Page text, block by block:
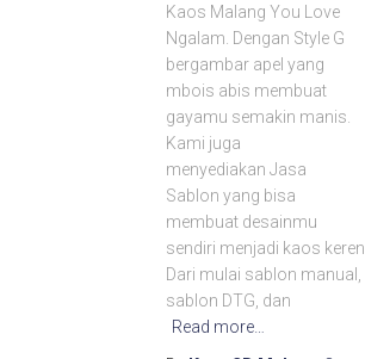
Kaos Malang You Love
Ngalam. Dengan Style G
bergambar apel yang
mbois abis membuat
gayamu semakin manis.
Kami juga
menyediakan Jasa
Sablon yang bisa
membuat desainmu
sendiri menjadi kaos keren.
Dari mulai sablon manual,
sablon DTG, dan
Read more…